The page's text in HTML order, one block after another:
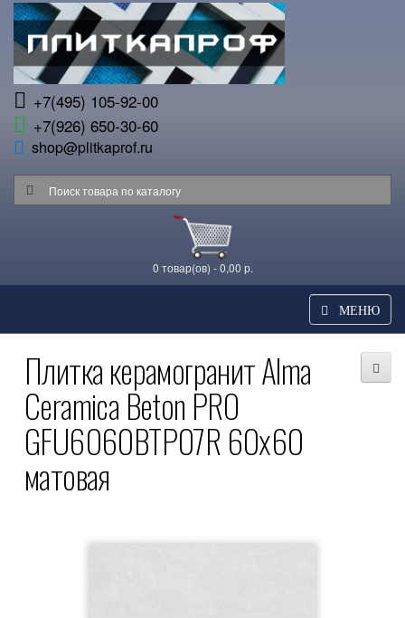
+7(495) 105-92-00
+7(926) 650-30-60
shop@plitkaprof.ru
0 товар(ов) - 0,00 р.
МЕНЮ
Плитка керамогранит Alma
Ceramica Beton PRO
GFU6060BTP07R 60x60
матовая